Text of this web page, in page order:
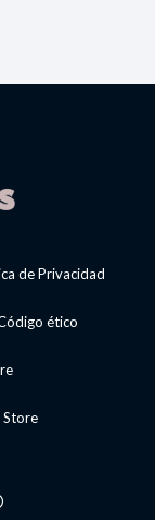
de Privacidad
ético
Store